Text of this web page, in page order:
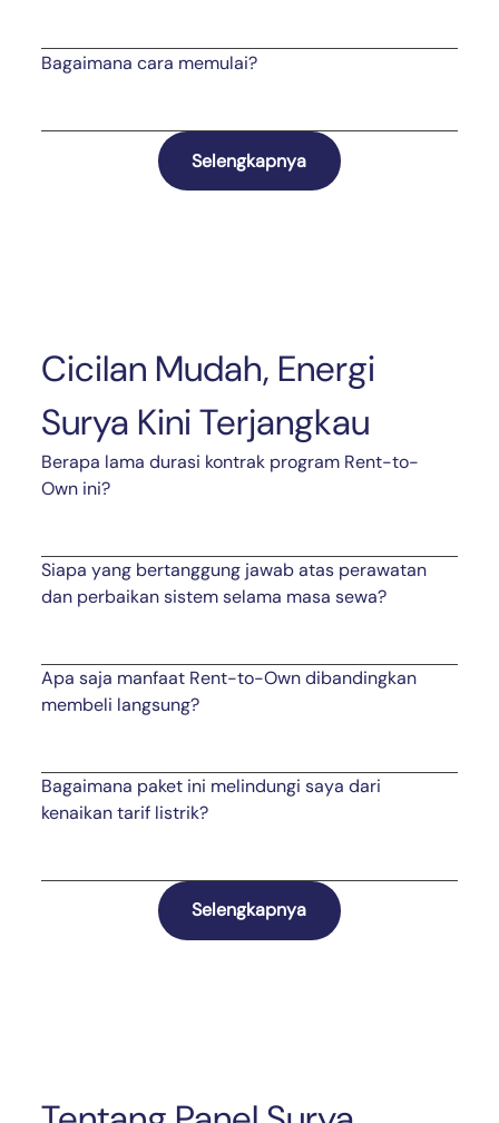
Bagaimana cara memulai?
Selengkapnya
Cicilan Mudah, Energi
Surya Kini Terjangkau
Berapa lama durasi kontrak program Rent-to-
Own ini?
Siapa yang bertanggung jawab atas perawatan
dan perbaikan sistem selama masa sewa?
Apa saja manfaat Rent-to-Own dibandingkan
membeli langsung?
Bagaimana paket ini melindungi saya dari
kenaikan tarif listrik?
Selengkapnya